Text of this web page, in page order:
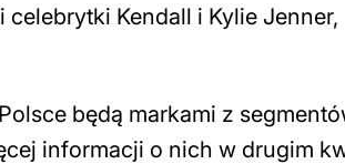
Kendall i Kylie Jenner,
będą markami z
informacji o nich w drugim